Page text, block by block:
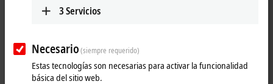
3Servicios
Necesario(siempre requerido)
Estas tecnologías son necesarias para activar la funcionalidad
básica del sitio web.